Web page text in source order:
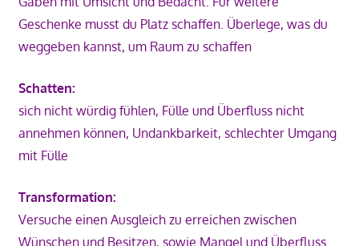
Geschenke musst du Platz schaffen. Überlege, was du
weggeben kannst, um Raum zu schaffen
Schatten:
sich nicht würdig fühlen, Fülle und Überfluss nicht
annehmen können, Undankbarkeit, schlechter Umgang
mit Fülle
Transformation:
Versuche einen Ausgleich zu erreichen zwischen
Wünschen und Besitzen, sowie Mangel und Überfluss